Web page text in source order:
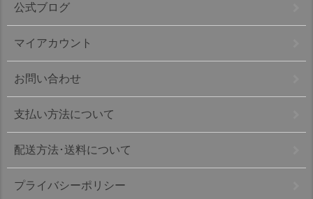
公式ブログ
マイアカウント
お問い合わせ
支払い方法について
配送方法･送料について
プライバシーポリシー